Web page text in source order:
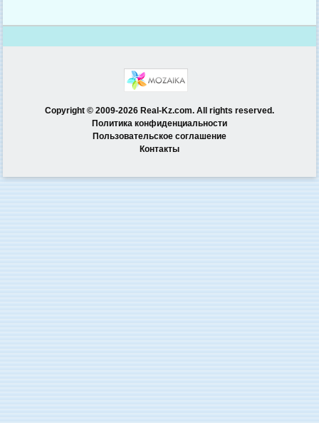
Copyright © 2009-2026 Real-Kz.com. All rights reserved.
Политика конфиденциальности
Пользовательское соглашение
Контакты